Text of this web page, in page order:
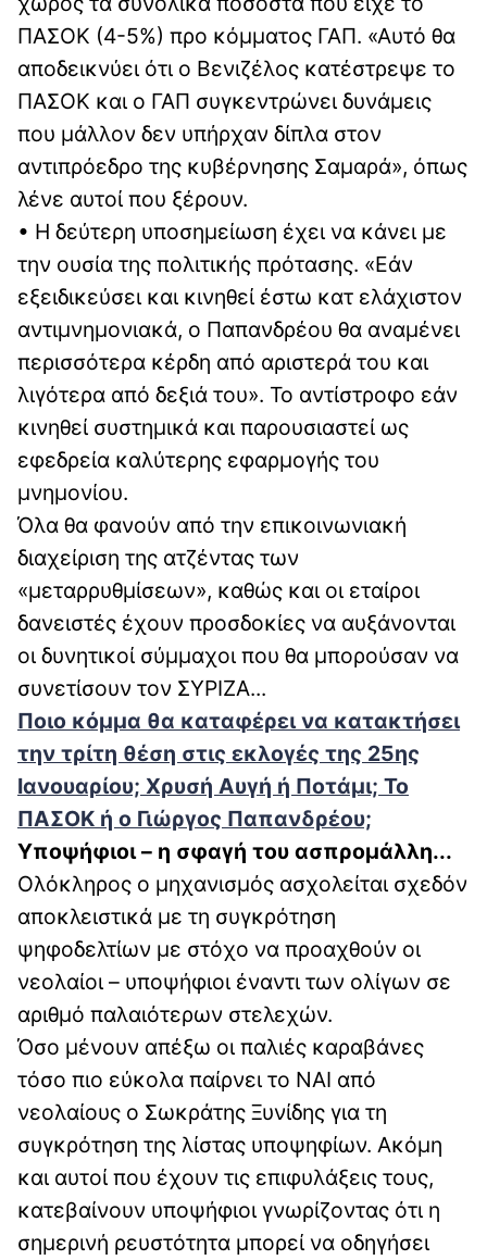
ΠΑΣΟΚ (4-5%) προ κόμματος ΓΑΠ. «Αυτό θα
αποδεικνύει ότι ο Βενιζέλος κατέστρεψε το
ΠΑΣΟΚ και ο ΓΑΠ συγκεντρώνει δυνάμεις
που μάλλον δεν υπήρχαν δίπλα στον
αντιπρόεδρο της κυβέρνησης Σαμαρά», όπως
λένε αυτοί που ξέρουν.
• Η δεύτερη υποσημείωση έχει να κάνει με
την ουσία της πολιτικής πρότασης. «Εάν
εξειδικεύσει και κινηθεί έστω κατ ελάχιστον
αντιμνημονιακά, ο Παπανδρέου θα αναμένει
περισσότερα κέρδη από αριστερά του και
λιγότερα από δεξιά του». Το αντίστροφο εάν
κινηθεί συστημικά και παρουσιαστεί ως
εφεδρεία καλύτερης εφαρμογής του
μνημονίου.
Όλα θα φανούν από την επικοινωνιακή
διαχείριση της ατζέντας των
«μεταρρυθμίσεων», καθώς και οι εταίροι
δανειστές έχουν προσδοκίες να αυξάνονται
οι δυνητικοί σύμμαχοι που θα μπορούσαν να
συνετίσουν τον ΣΥΡΙΖΑ...
Ποιο κόμμα θα καταφέρει να κατακτήσει
την τρίτη θέση στις εκλογές της 25ης
Ιανουαρίου; Χρυσή Αυγή ή Ποτάμι; Το
ΠΑΣΟΚ ή ο Γιώργος Παπανδρέου;
Υποψήφιοι – η σφαγή του ασπρομάλλη...
Ολόκληρος ο μηχανισμός ασχολείται σχεδόν
αποκλειστικά με τη συγκρότηση
ψηφοδελτίων με στόχο να προαχθούν οι
νεολαίοι – υποψήφιοι έναντι των ολίγων σε
αριθμό παλαιότερων στελεχών.
Όσο μένουν απέξω οι παλιές καραβάνες
τόσο πιο εύκολα παίρνει το ΝΑΙ από
νεολαίους ο Σωκράτης Ξυνίδης για τη
συγκρότηση της λίστας υποψηφίων. Ακόμη
και αυτοί που έχουν τις επιφυλάξεις τους,
κατεβαίνουν υποψήφιοι γνωρίζοντας ότι η
σημερινή ρευστότητα μπορεί να οδηγήσει